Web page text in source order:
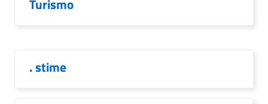
Turismo
. stime